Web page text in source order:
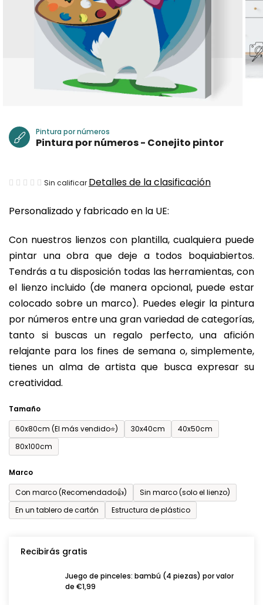
Personalizado y fabricado en la UE:
Con nuestros lienzos con plantilla, cualquiera puede
pintar una obra que deje a todos boquiabiertos.
Tendrás a tu disposición todas las herramientas, con
el lienzo incluido (de manera opcional, puede estar
colocado sobre un marco). Puedes elegir la pintura
por números entre una gran variedad de categorías,
tanto si buscas un regalo perfecto, una afición
relajante para los fines de semana o, simplemente,
tienes un alma de artista que busca expresar su
creatividad.
Tamaño
60x80cm (El más vendido⭐)
30x40cm
40x50cm
80x100cm
Marco
Con marco (Recomendado👍)
Sin marco (solo el lienzo)
En un tablero de cartón
Estructura de plástico
Recibirás gratis
Juego de pinceles: bambú (4 piezas) por valor
de €1,99
Pintura por números
Pintura por números - Conejito pintor
La
media
producto
es
de
0,0
sobre
5
estrellas.
Sin calificar Detalles de la clasificación